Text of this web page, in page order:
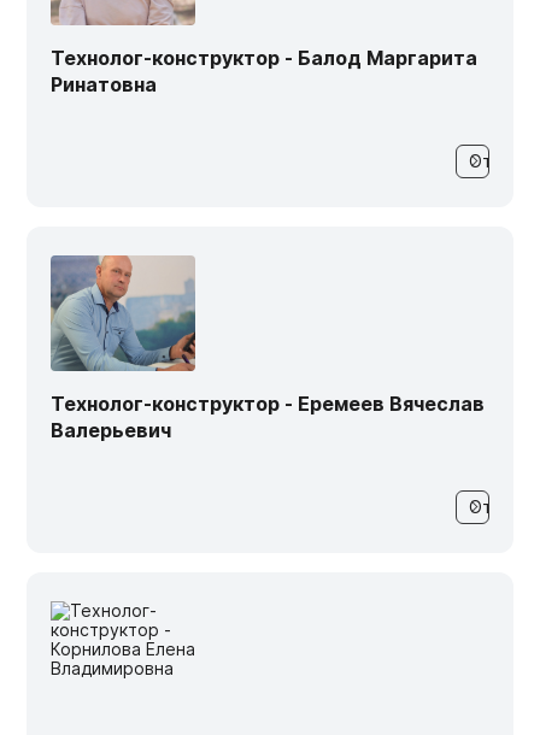
Технолог-конструктор - Балод Маргарита
Ринатовна
Технолог-конструктор - Еремеев Вячеслав
Валерьевич